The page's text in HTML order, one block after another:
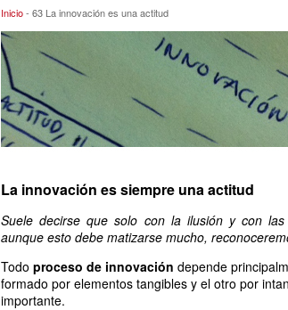
63 La innovación es una actitud
Inicio- 63 La innovación es una actitud
La innovación es siempre una actitud
Suele decirse que solo con la ilusión y con
aunque esto debe matizarse mucho,
Todo proceso de innovación depende
formado por elementos tangibles y el otro por
importante.